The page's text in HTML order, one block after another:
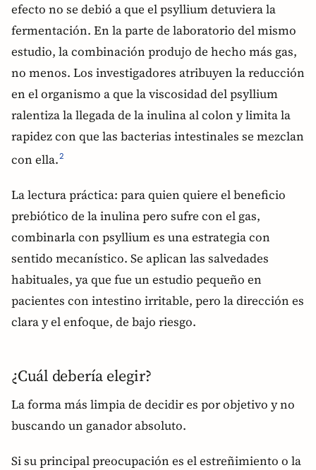
efecto no se debió a que el psyllium detuviera la
fermentación. En la parte de laboratorio del mismo
estudio, la combinación produjo de hecho más gas,
no menos. Los investigadores atribuyen la reducción
en el organismo a que la viscosidad del psyllium
ralentiza la llegada de la inulina al colon y limita la
rapidez con que las bacterias intestinales se mezclan
con ella.2
La lectura práctica: para quien quiere el beneficio
prebiótico de la inulina pero sufre con el gas,
combinarla con psyllium es una estrategia con
sentido mecanístico. Se aplican las salvedades
habituales, ya que fue un estudio pequeño en
pacientes con intestino irritable, pero la dirección es
clara y el enfoque, de bajo riesgo.
¿Cuál debería elegir?
La forma más limpia de decidir es por objetivo y no
buscando un ganador absoluto.
Si su principal preocupación es el estreñimiento o la